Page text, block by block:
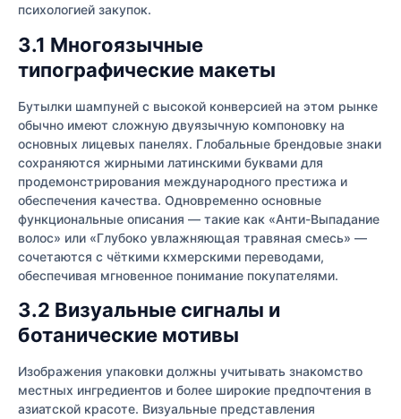
психологией закупок.
3.1 Многоязычные
типографические макеты
Бутылки шампуней с высокой конверсией на этом рынке
обычно имеют сложную двуязычную компоновку на
основных лицевых панелях. Глобальные брендовые знаки
сохраняются жирными латинскими буквами для
продемонстрирования международного престижа и
обеспечения качества. Одновременно основные
функциональные описания — такие как «Анти-Выпадание
волос» или «Глубоко увлажняющая травяная смесь» —
сочетаются с чёткими кхмерскими переводами,
обеспечивая мгновенное понимание покупателями.
3.2 Визуальные сигналы и
ботанические мотивы
Изображения упаковки должны учитывать знакомство
местных ингредиентов и более широкие предпочтения в
азиатской красоте. Визуальные представления